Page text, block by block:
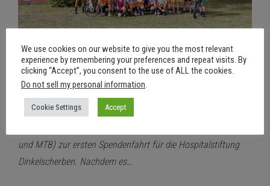
16. August 2022 Aus
RSDD Spendenfahrt am 15.08.2022
RSDD
und MTB) zur ersten Spendenfahrt für die Hospitalstiftung
Dinkelscherben. Nachdem es…
We use cookies on our website to give you the most relevant
experience by remembering your preferences and repeat visits. By
clicking “Accept”, you consent to the use of ALL the cookies.
Do not sell my personal information.
Cookie Settings Accept